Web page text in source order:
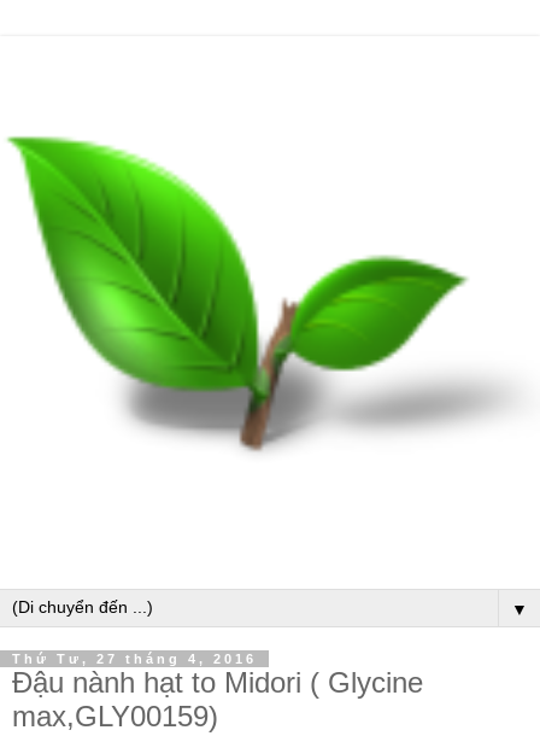
▼
Thứ Tư, 27 tháng 4, 2016
Đậu nành hạt to Midori ( Glycine
max,GLY00159)